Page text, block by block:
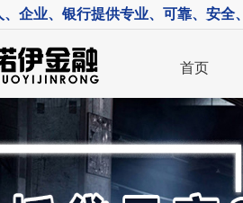
、企业、银行提供专业、可靠、安全
首页